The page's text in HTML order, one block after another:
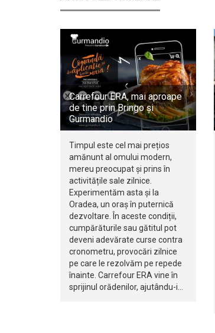
Carrefour ERA, mai aproape
de tine prin Bringo și
Gurmandio
Timpul este cel mai prețios
amănunt al omului modern,
mereu preocupat și prins în
activitățile sale zilnice.
Experimentăm asta și la
Oradea, un oraș în puternică
dezvoltare. În aceste condiții,
cumpărăturile sau gătitul pot
deveni adevărate curse contra
cronometru, provocări zilnice
pe care le rezolvăm pe repede
înainte. Carrefour ERA vine în
sprijinul orădenilor, ajutându-i…